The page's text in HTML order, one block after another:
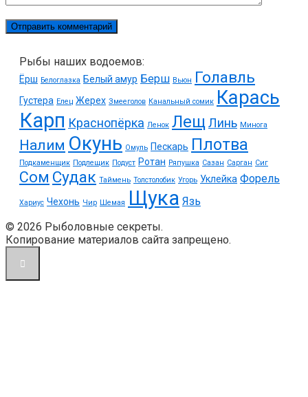
Рыбы наших водоемов:
Ёрш Белоглазка Белый амур Берш Вьюн Голавль
Густера Елец Жерех Змееголов Канальный сомик Карась
Карп Краснопёрка Ленок ЛещЛинь Минога
Налим Окунь Омуль Пескарь Плотва
Подкаменщик Подлещик Подуст Ротан Ряпушка Сазан Сарган Сиг
Сом Судак Таймень Толстолобик Угорь Уклейка Форель
Хариус Чехонь Чир Шемая Щука Язь
© 2026 Рыболовные секреты.
Копирование материалов сайта запрещено.